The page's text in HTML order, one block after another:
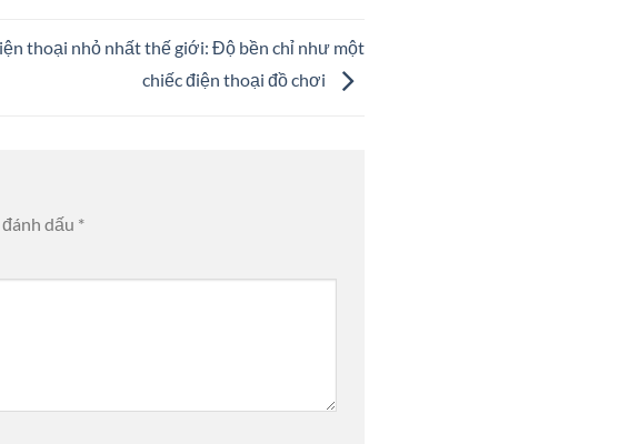
thoại nhỏ nhất thế giới: Độ bền chỉ như một
chiếc điện thoại đồ chơi
dấu *